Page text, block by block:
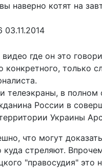
наверно котят на
03.11.2014
где он это
конкретного, только
телеэкраны, в полном
России в
Украины
что могут
куда стреляют.
"правосудия" это